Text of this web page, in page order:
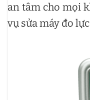
an tâm cho mọi
vụ sửa máy đo